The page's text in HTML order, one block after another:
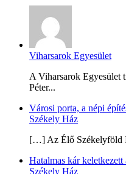
Viharsarok Egyesület
A Viharsarok Egyesület
Péter...
Városi porta, a népi
Székely Ház
[…] Az Élő Székelyföld
Hatalmas kár
Székely Ház